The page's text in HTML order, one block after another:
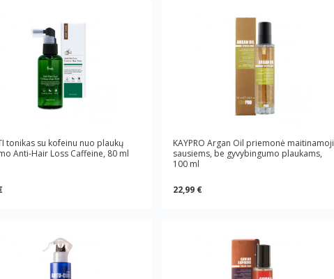
tonikas su kofeinu nuo plaukų
Anti-Hair Loss Caffeine, 80 ml
KAYPRO Argan Oil priemonė maitinamoji
sausiems, be gyvybingumo plaukams,
100 ml
22,99 €